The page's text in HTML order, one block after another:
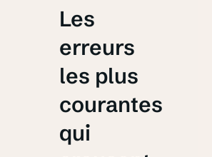
Les
erreurs
les plus
courantes
qui